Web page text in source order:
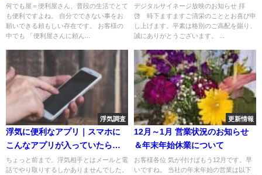
０点の違い
何でも屋＝便利屋さん、普段の生活でとて
も便利ですよね。 自分でできない事をお
願いできる頼もしい存在です。 お客様の
中でも 「便利屋さんに頼ん...
す
デジタルサイネージ放映のお知らせ 拝
啓 時下ますますご清栄のこととお喜び申
し上げます。平素は格別のご高配を賜り、
誠にありがとうございます。 ...
浮気調査
浮気に便利なアプリ｜スマホに
こんなアプリが入っていたら要
注意！
ちょっと前まで、浮気相手とはメールと電
話でやり取りするしかありませんでした。
更新情報
12月～1月 営業状況のお知らせ
＆年末年始休業について
お客様各位 気が付けばもう12月です。早
いですね。 当社の年末年始の営業は以下